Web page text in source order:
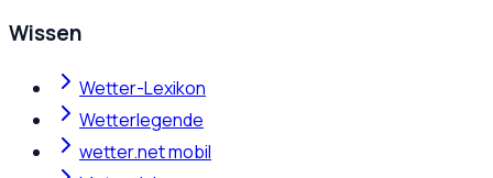
Wissen
Wetter-Lexikon
Wetterlegende
wetter.net mobil